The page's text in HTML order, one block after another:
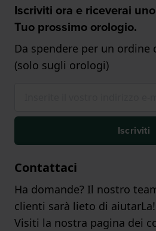
Iscriviti ora e riceverai
Tuo prossimo orologio.
Da spendere per un
(solo sugli orologi)
Iscriviti
Contattaci
Ha domande? Il nostro
clienti sarà lieto di aiutarLa!
Visiti la nostra pagina dei